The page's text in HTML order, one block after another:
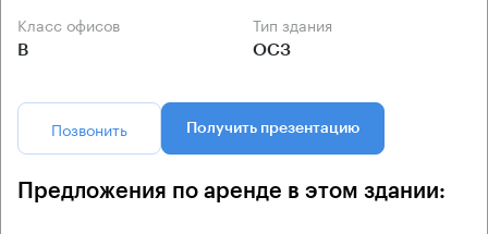
Класс офисов
B
Тип здания
ОСЗ
Позвонить Получить презентацию
Предложения по аренде в этом здании: